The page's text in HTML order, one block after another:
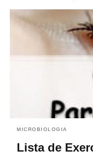
MICROBIOLOGIA
Lista de